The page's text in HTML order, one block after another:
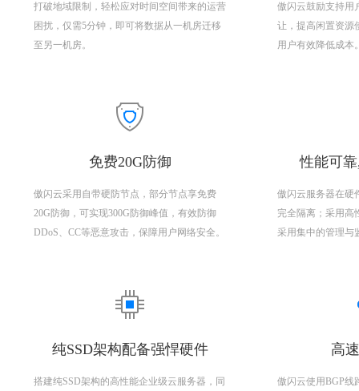
打破地域限制，轻松应对时间空间带来的运营
困扰，仅需5分钟，即可将数据从一机房迁移
至另一机房。
傲闪云鼓励支持用
让，提高闲置资源
用户有效降低成本
免费20G防御
傲闪云采用自带硬防节点，部分节点享免费
20G防御，可实现300G防御峰值，有效防御
DDoS、CC等恶意攻击，保障用户网络安全。
性能可
傲闪云服务器在硬
完全隔离；采用高
采用集中的管理与
纯SSD架构配备强悍硬件
搭建纯SSD架构的高性能企业级云服务器，同
高
傲闪云使用BGP线